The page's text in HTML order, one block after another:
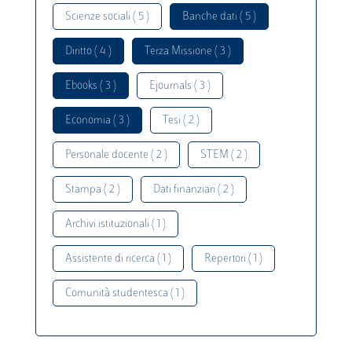
Scienze sociali ( 5 ) Banche dati ( 5 )
Diritto ( 4 ) Terza Missione ( 3 )
Ebooks ( 3 ) Ejournals ( 3 )
Economia ( 3 ) Tesi ( 2 )
Personale docente ( 2 ) STEM ( 2 )
Stampa ( 2 ) Dati finanziari ( 2 )
Archivi istituzionali ( 1 )
Assistente di ricerca ( 1 ) Repertori ( 1 )
Comunità studentesca ( 1 )